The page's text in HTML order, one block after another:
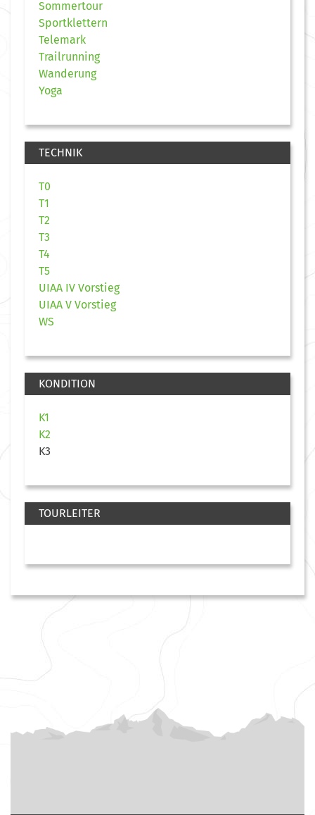
Sommertour
Sportklettern
Telemark
Trailrunning
Wanderung
Yoga
TECHNIK
T0
T1
T2
T3
T4
T5
UIAA IV Vorstieg
UIAA V Vorstieg
WS
KONDITION
K1
K2
K3
TOURLEITER